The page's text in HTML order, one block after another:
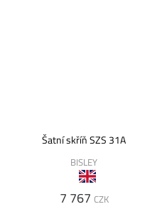
Šatní skříň SZS 31A
BISLEY
7 767 CZK